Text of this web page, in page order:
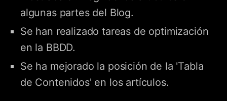
algunas partes del Blog.
Se han realizado tareas de optimización
en la BBDD.
Se ha mejorado la posición de la 'Tabla
de Contenidos' en los artículos.